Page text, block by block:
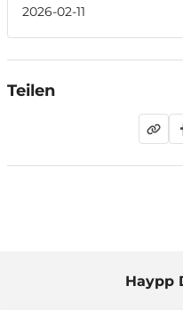
politische
2026-02-11
Teilen
Haypp